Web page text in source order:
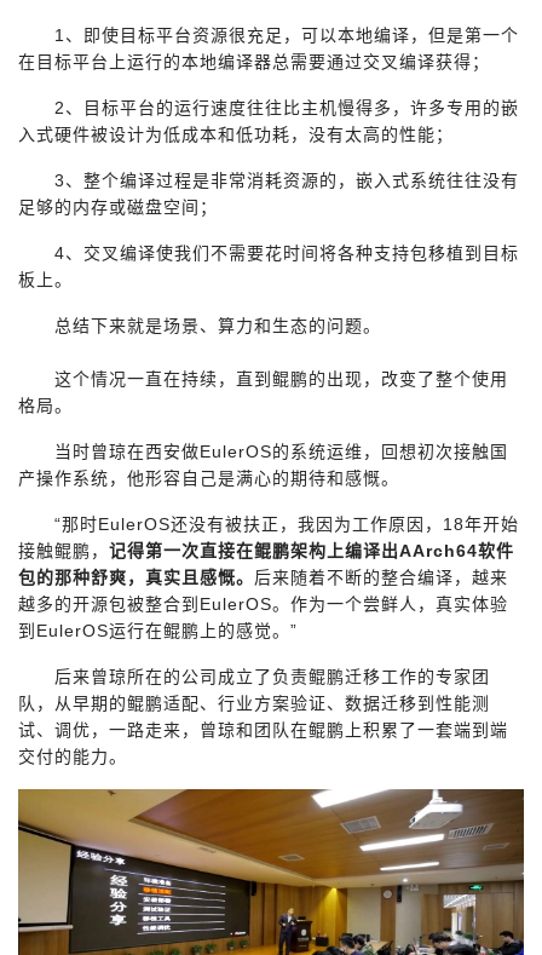
者
学
程
认
证
的
实
验
我
的
收
藏
支
持
我
技
支
持
的
声
建
议
1 、即使目标平台资源很充足，可以本地编译，但是第一个
在目标平台上运行的本地编译器总需要通过交叉编译获得；
2、目标平台的运行速度往往比主机慢得多，许多专用的嵌
入式硬件被设计为低成本和低功耗，没有太高的性能；
3、整个编译过程是非常消耗资源的，嵌入式系统往往没有
足够的内存或磁盘空间；
4、交叉编译使我们不需要花时间将各种支持包移植到目标
板上。
总结下来就是场景、算力和生态的问题。
这个情况一直在持续，直到鲲鹏的出现，改变了整个使用
格局。
当时曾琼在西安做EulerOS的系统运维，回想初次接触国
产操作系统，他形容自己是满心的期待和感慨。
“那时EulerOS还没有被扶正，我因为工作原因，18年开始
接触鲲鹏， 记得第一次直接在鲲鹏架构上编译出AArch64软件
包的那种舒爽，真实且感慨。 后来随着不断的整合编译，越来
越多的开源包被整合到EulerOS。作为一个尝鲜人，真实体验
到EulerOS运行在鲲鹏上的感觉。”
后来曾琼所在的公司成立了负责鲲鹏迁移工作的专家团
队，从早期的鲲鹏适配、行业方案验证、数据迁移到性能测
试、调优，一路走来，曾琼和团队在鲲鹏上积累了一套端到端
交付的能力。